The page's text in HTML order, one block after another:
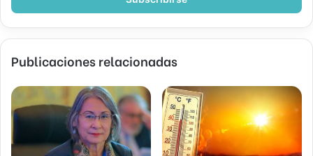
Publicaciones relacionadas